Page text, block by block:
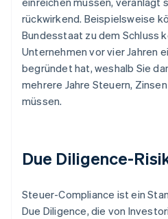
rückwirkend. Beispielsweise
Bundesstaat zu dem Schluss
Unternehmen vor vier Jahren
begründet hat, weshalb Sie
mehrere Jahre Steuern,
müssen.
Due Diligence-
Steuer-Compliance ist ein
Due Diligence, die von